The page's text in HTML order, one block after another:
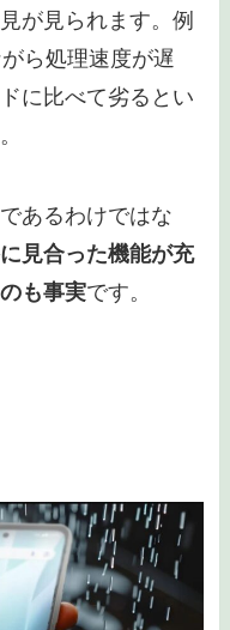
が見られます。例
ら処理速度が遅
に比べて劣るとい
あるわけではな
見合った機能が充
も事実です。